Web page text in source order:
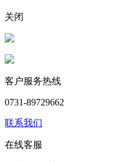
关闭
客户服务热线
0731-89729662
联系我们
在线客服